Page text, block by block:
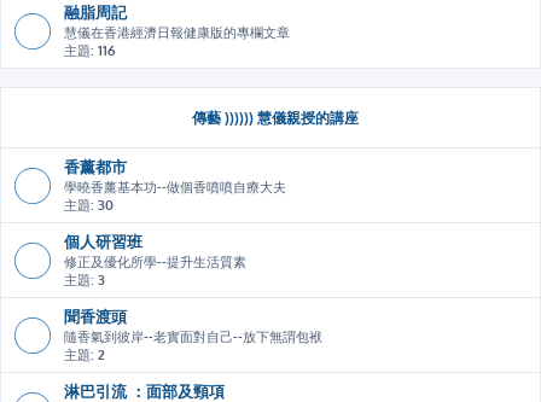
融脂周記
慧儀在香港經濟日報健康版的專欄文章
主題: 116
傳藝 )))))) 慧儀親授的講座
香薰都市
學曉香薰基本功--做個香噴噴自療大夫
主題: 30
個人研習班
修正及優化所學--提升生活質素
主題: 3
聞香渡頭
隨香氣到彼岸--老實面對自己--放下無謂包袱
主題: 2
淋巴引流 ：面部及頸項